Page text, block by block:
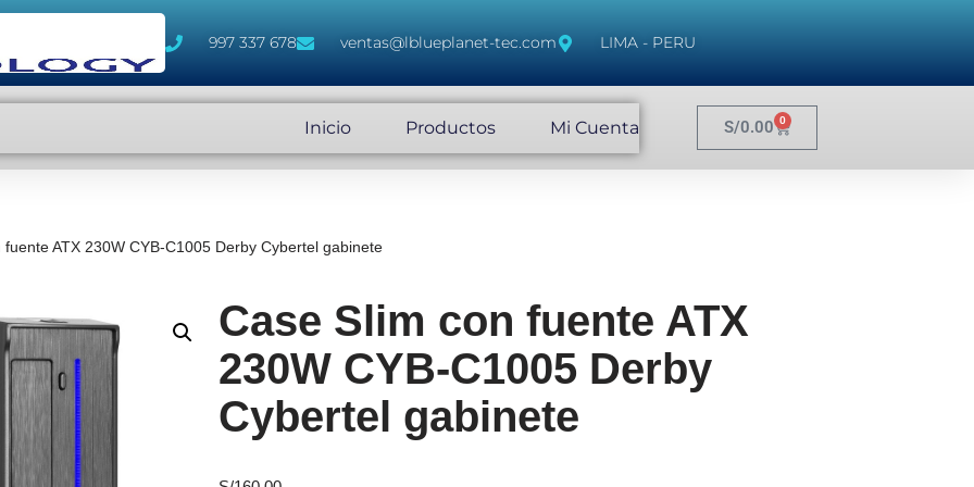
997 337 678 ventas@lblueplanet-tec.com LIMA - PERU
Inicio Productos Mi Cuenta S/0.00 0
fuente ATX 230W CYB-C1005 Derby Cybertel gabinete
Case Slim con fuente ATX
230W CYB-C1005 Derby
Cybertel gabinete